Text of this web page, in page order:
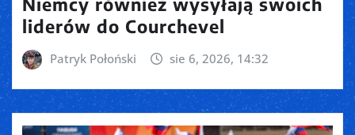
liderów do Courchevel
Patryk Połoński sie 6, 2026, 14:32